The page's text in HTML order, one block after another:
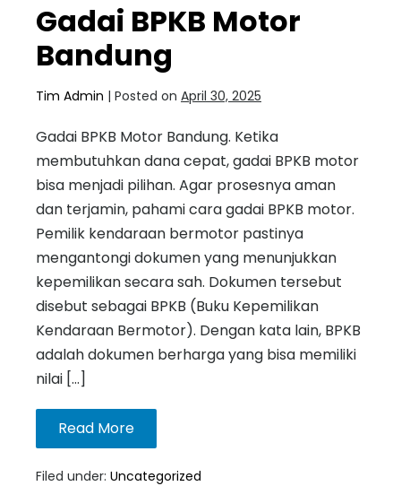
Gadai BPKB Motor
Bandung
Tim Admin | Posted on April 30, 2025
Gadai BPKB Motor Bandung. Ketika
membutuhkan dana cepat, gadai BPKB motor
bisa menjadi pilihan. Agar prosesnya aman
dan terjamin, pahami cara gadai BPKB motor.
Pemilik kendaraan bermotor pastinya
mengantongi dokumen yang menunjukkan
kepemilikan secara sah. Dokumen tersebut
disebut sebagai BPKB (Buku Kepemilikan
Kendaraan Bermotor). Dengan kata lain, BPKB
adalah dokumen berharga yang bisa memiliki
nilai […]
Read More
Filed under: Uncategorized